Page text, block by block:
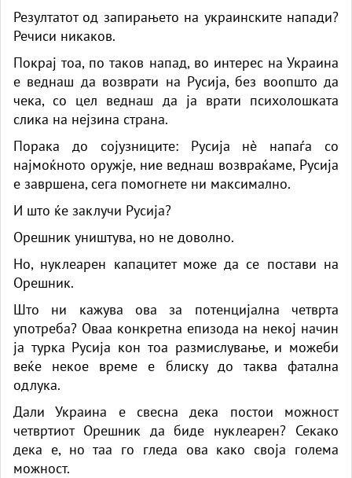
Резултатот од запирањето на украинските напади?
Речиси никаков.
Покрај тоа, по таков напад, во интерес на Украина
е веднаш да возврати на Русија, без воопшто да
чека, со цел веднаш да ја врати психолошката
слика на нејзина страна.
Порака до сојузниците: Русија нè напаѓа со
најмоќното оружје, ние веднаш возвраќаме, Русија
е завршена, сега помогнете ни максимално.
И што ќе заклучи Русија?
Орешник уништува, но не доволно.
Но, нуклеарен капацитет може да се постави на
Орешник.
Што ни кажува ова за потенцијална четврта
употреба? Оваа конкретна епизода на некој начин
ја турка Русија кон тоа размислување, и можеби
веќе некое време е блиску до таква фатална
одлука.
Дали Украина е свесна дека постои можност
четвртиот Орешник да биде нуклеарен? Секако
дека е, но таа го гледа ова како своја голема
можност.